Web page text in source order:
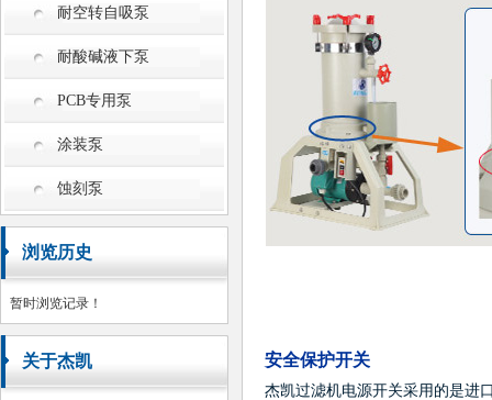
耐空转自吸泵
耐酸碱液下泵
PCB专用泵
涂装泵
蚀刻泵
浏览历史
暂时浏览记录！
关于杰凯 安全保护开关
杰凯过滤机电源开关采用的是进